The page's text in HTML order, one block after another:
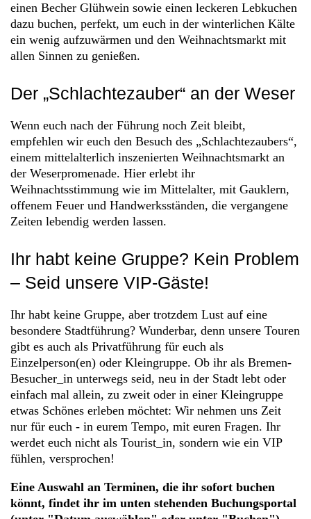
einen Becher Glühwein sowie einen leckeren Lebkuchen
dazu buchen, perfekt, um euch in der winterlichen Kälte
ein wenig aufzuwärmen und den Weihnachtsmarkt mit
allen Sinnen zu genießen.
Der „Schlachtezauber“ an der Weser
Wenn euch nach der Führung noch Zeit bleibt,
empfehlen wir euch den Besuch des „Schlachtezaubers“,
einem mittelalterlich inszenierten Weihnachtsmarkt an
der Weserpromenade. Hier erlebt ihr
Weihnachtsstimmung wie im Mittelalter, mit Gauklern,
offenem Feuer und Handwerksständen, die vergangene
Zeiten lebendig werden lassen.
Ihr habt keine Gruppe? Kein Problem
– Seid unsere VIP-Gäste!
Ihr habt keine Gruppe, aber trotzdem Lust auf eine
besondere Stadtführung? Wunderbar, denn unsere Touren
gibt es auch als Privatführung für euch als
Einzelperson(en) oder Kleingruppe. Ob ihr als Bremen-
Besucher_in unterwegs seid, neu in der Stadt lebt oder
einfach mal allein, zu zweit oder in einer Kleingruppe
etwas Schönes erleben möchtet: Wir nehmen uns Zeit
nur für euch - in eurem Tempo, mit euren Fragen. Ihr
werdet euch nicht als Tourist_in, sondern wie ein VIP
fühlen, versprochen!
Eine Auswahl an Terminen, die ihr sofort buchen
könnt, findet ihr im unten stehenden Buchungsportal